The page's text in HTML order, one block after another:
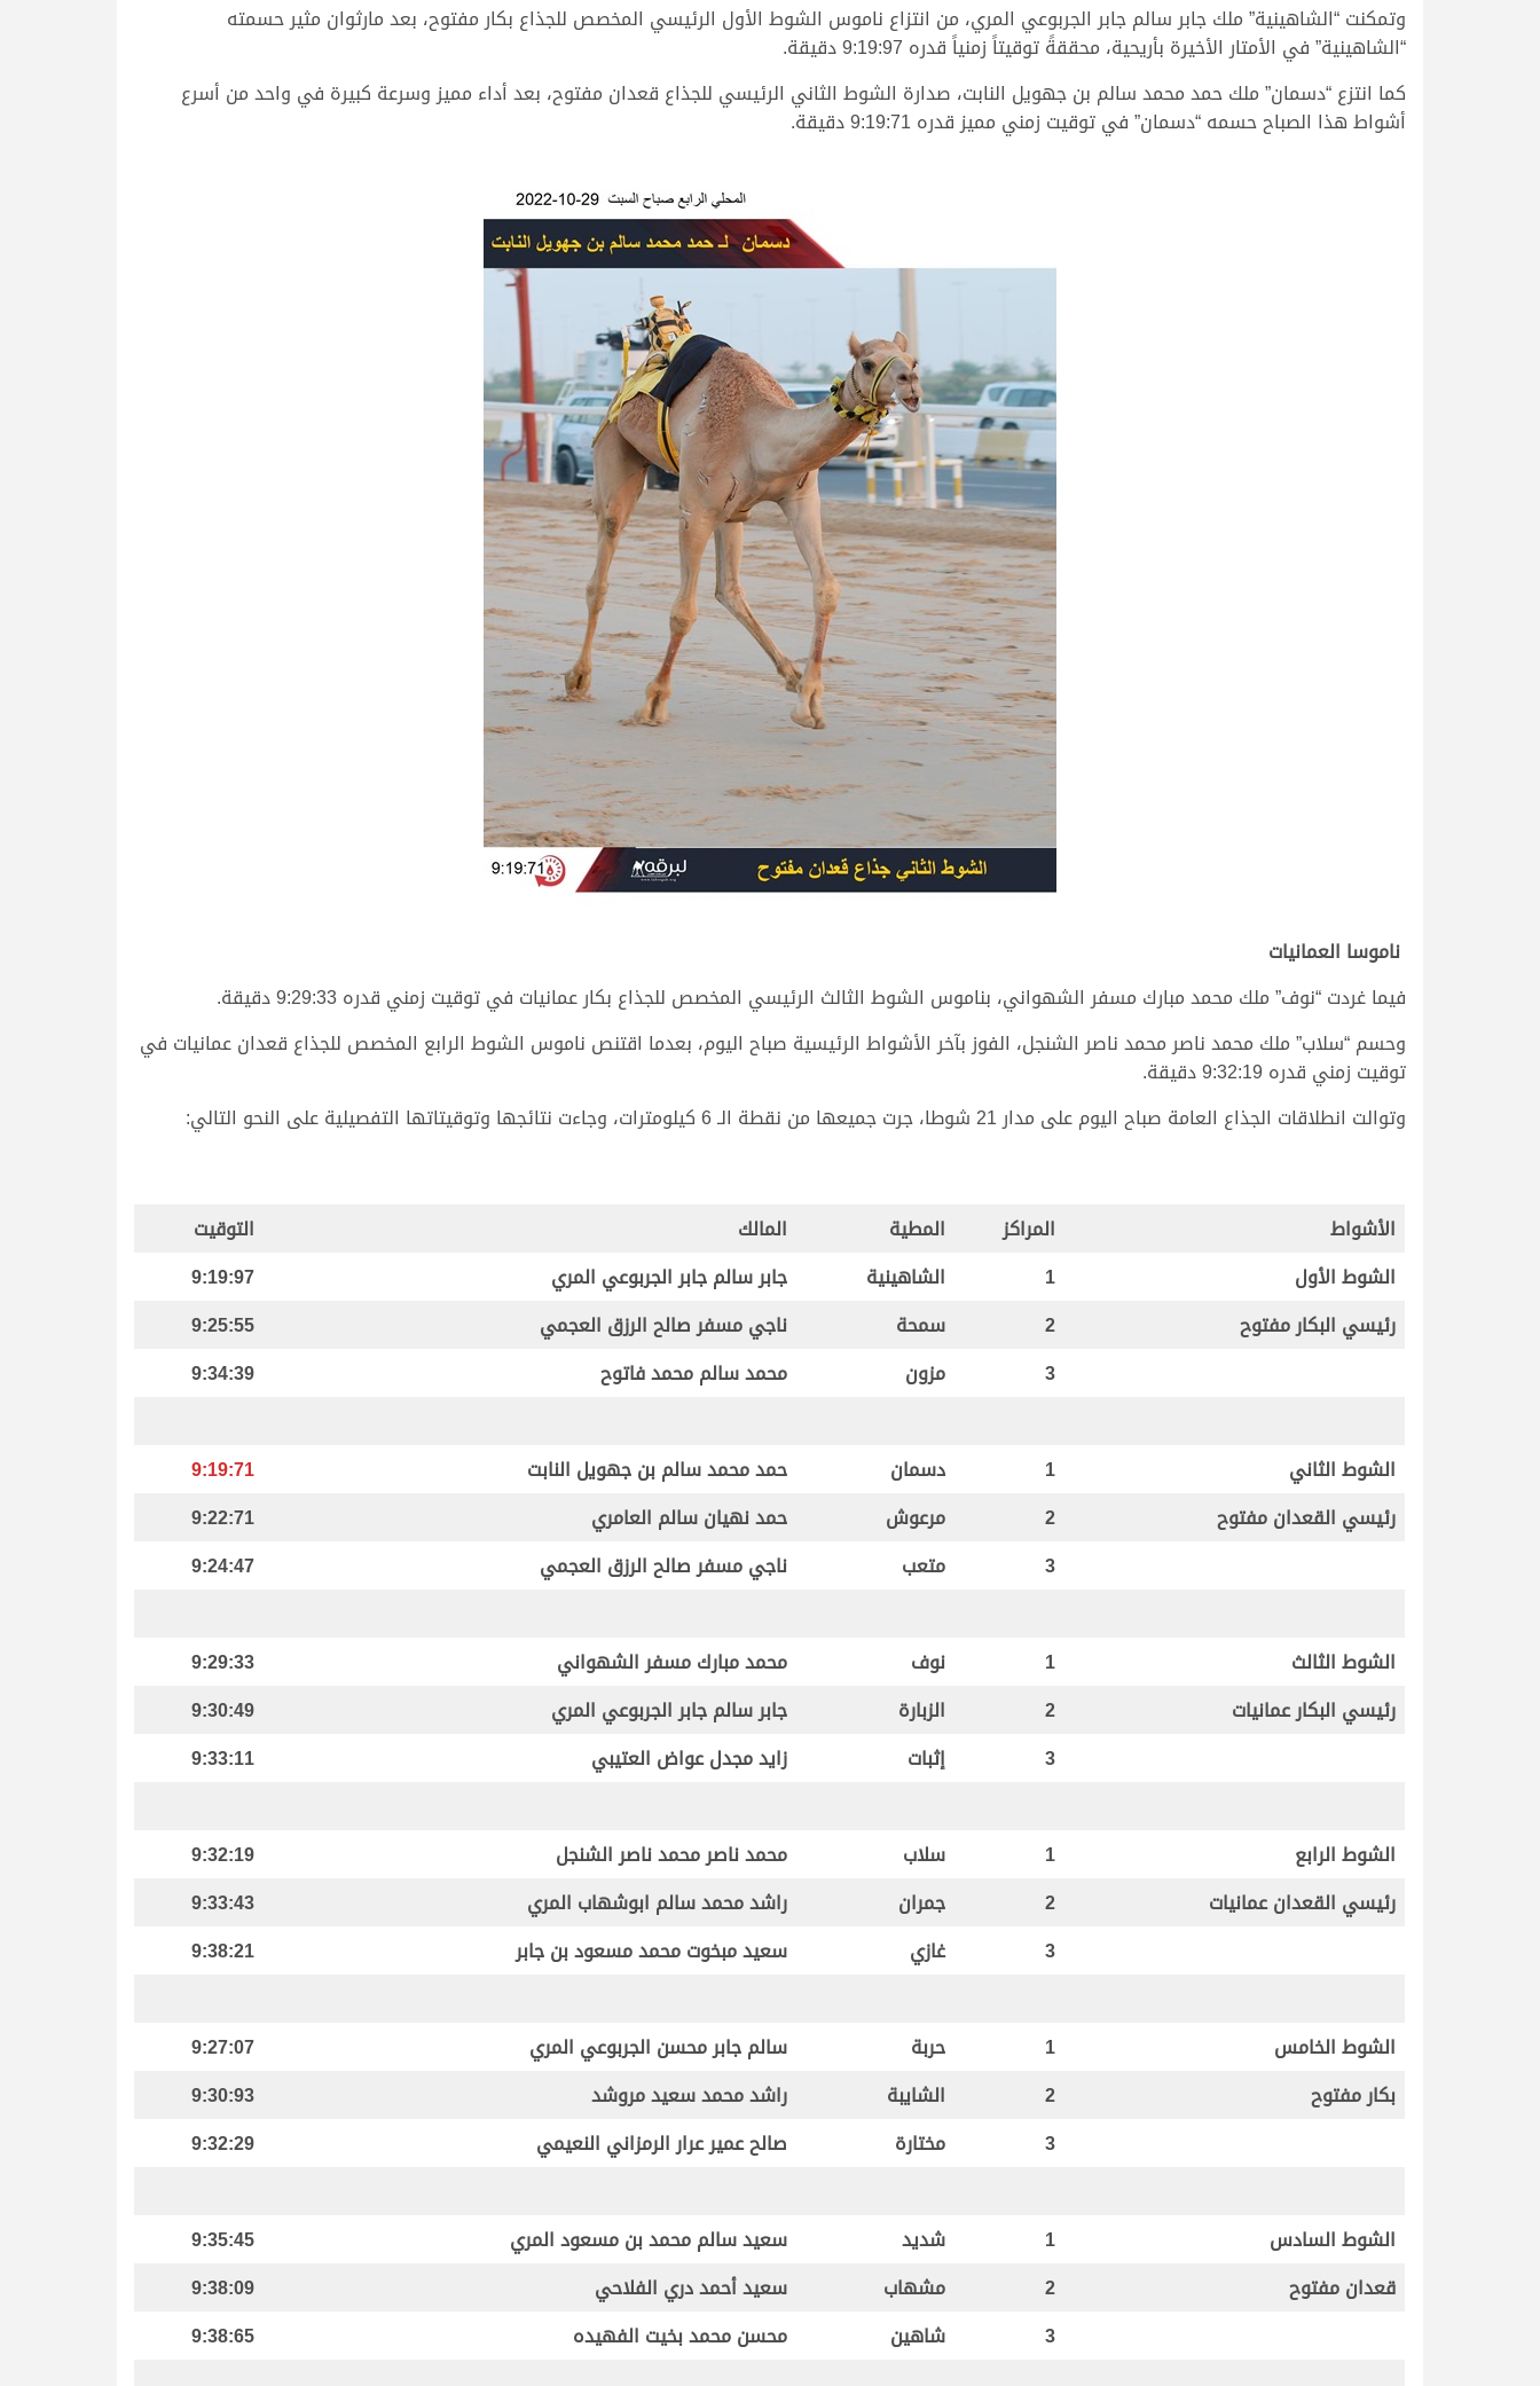
وتمكنت “الشاهينية” ملك جابر سالم جابر الجربوعي المري، من انتزاع ناموس الشوط الأول الرئيسي المخصص للجذاع بكار مفتوح، بعد مارثوان مثير حسمته
“الشاهينية” في الأمتار الأخيرة بأريحية، محققةً توقيتاً زمنياً قدره 9:19:97 دقيقة.
كما انتزع “دسمان” ملك حمد محمد سالم بن جهويل النابت، صدارة الشوط الثاني الرئيسي للجذاع قعدان مفتوح، بعد أداء مميز وسرعة كبيرة في واحد من أسرع
أشواط هذا الصباح حسمه “دسمان” في توقيت زمني مميز قدره 9:19:71 دقيقة.
ناموسا العمانيات
فيما غردت “نوف” ملك محمد مبارك مسفر الشهواني، بناموس الشوط الثالث الرئيسي المخصص للجذاع بكار عمانيات في توقيت زمني قدره 9:29:33 دقيقة.
وحسم “سلاب” ملك محمد ناصر محمد ناصر الشنجل، الفوز بآخر الأشواط الرئيسية صباح اليوم، بعدما اقتنص ناموس الشوط الرابع المخصص للجذاع قعدان عمانيات في
توقيت زمني قدره 9:32:19 دقيقة.
وتوالت انطلاقات الجذاع العامة صباح اليوم على مدار 21 شوطا، جرت جميعها من نقطة الـ 6 كيلومترات، وجاءت نتائجها وتوقيتاتها التفصيلية على النحو التالي:
الأشواط المراكز المطية المالك
التوقيت
الشوط الأول
1 الشاهينية جابر سالم جابر الجربوعي المري
9:19:97
رئيسي البكار مفتوح
2 سمحة ناجي مسفر صالح الرزق العجمي
9:25:55
3
مزون محمد سالم محمد فاتوح 9:34:39
الشوط الثاني 1 دسمان حمد محمد سالم بن جهويل النابت
9:19:71
رئيسي القعدان مفتوح
2 مرعوش حمد نهيان سالم العامري
9:22:71
3
متعب ناجي مسفر صالح الرزق العجمي 9:24:47
الشوط الثالث 1 نوف محمد مبارك مسفر الشهواني
9:29:33
رئيسي البكار عمانيات
2 الزبارة جابر سالم جابر الجربوعي المري
9:30:49
3
إثبات زايد مجدل عواض العتيبي 9:33:11
الشوط الرابع 1 سلاب محمد ناصر محمد ناصر الشنجل
9:32:19
رئيسي القعدان عمانيات
2 جمران راشد محمد سالم ابوشهاب المري
9:33:43
3
غازي سعيد مبخوت محمد مسعود بن جابر 9:38:21
الشوط الخامس 1 حربة سالم جابر محسن الجربوعي المري
9:27:07
بكار مفتوح
2 الشايبة راشد محمد سعيد مروشد
9:30:93
3
مختارة صالح عمير عرار الرمزاني النعيمي 9:32:29
الشوط السادس 1 شديد سعيد سالم محمد بن مسعود المري
9:35:45
قعدان مفتوح
2 مشهاب سعيد أحمد دري الفلاحي
9:38:09
3
شاهين محسن محمد بخيت الفهيده 9:38:65